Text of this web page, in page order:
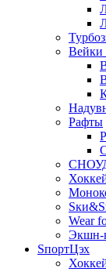
Вейки
Рафты
Wear
Экшн-
SпортЦэх